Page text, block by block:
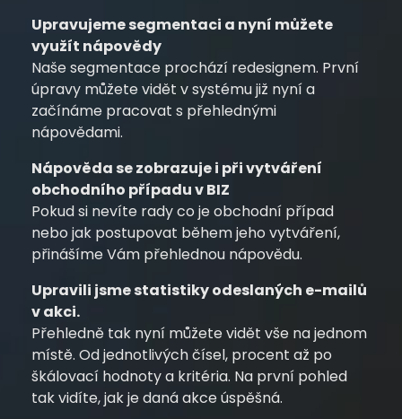
Upravujeme segmentaci a nyní můžete
využít nápovědy
Naše segmentace prochází redesignem. První
úpravy můžete vidět v systému již nyní a
začínáme pracovat s přehlednými
nápovědami.
Nápověda se zobrazuje i při vytváření
obchodního případu v BIZ
Pokud si nevíte rady co je obchodní případ
nebo jak postupovat během jeho vytváření,
přinášíme Vám přehlednou nápovědu.
Upravili jsme statistiky odeslaných e-mailů
v akci.
Přehledně tak nyní můžete vidět vše na jednom
místě. Od jednotlivých čísel, procent až po
škálovací hodnoty a kritéria. Na první pohled
tak vidíte, jak je daná akce úspěšná.